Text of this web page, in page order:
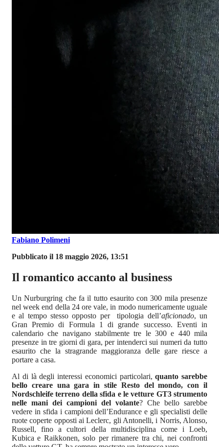
Fabiano Polimeni
Pubblicato il 18 maggio 2026, 13:51
Il romantico accanto al business
Un Nurburgring che fa il tutto esaurito con 300 mila presenze
nel week end della 24 ore vale, in modo numericamente uguale
e al tempo stesso opposto per tipologia dell’aficionado, un
Gran Premio di Formula 1 di grande successo. Eventi in
calendario che navigano stabilmente tre le 300 e 440 mila
presenze in tre giorni di gara, per intenderci sui numeri da tutto
esaurito che la stragrande maggioranza delle gare riesce a
portare a casa.
Al di là degli interessi economici particolari, quanto sarebbe
bello creare una gara in stile Resto del mondo, con il
Nordschleife terreno della sfida e le vetture GT3 strumento
nelle mani dei campioni del volante? Che bello sarebbe
vedere in sfida i campioni dell’Endurance e gli specialisti delle
ruote coperte opposti ai Leclerc, gli Antonelli, i Norris, Alonso,
Russell, fino a cultori della multidisciplina come i Loeb,
Kubica e Raikkonen, solo per rimanere tra chi, nei confronti